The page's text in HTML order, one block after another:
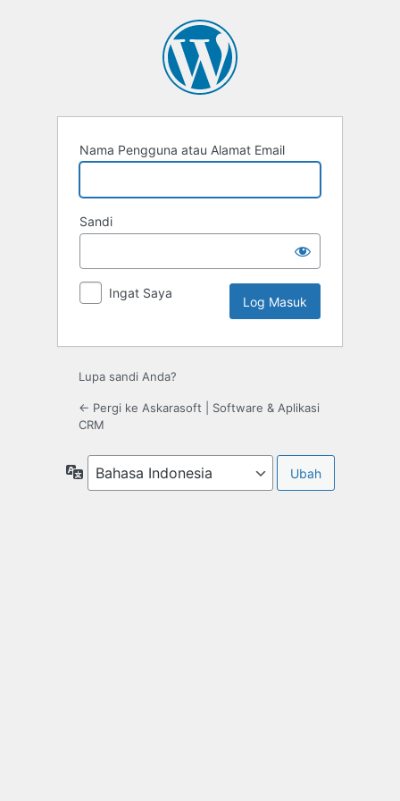
Nama Pengguna atau Alamat Email
Sandi
Ingat Saya
Lupa sandi Anda?
← Pergi ke Askarasoft | Software & Aplikasi
CRM
Bahasa